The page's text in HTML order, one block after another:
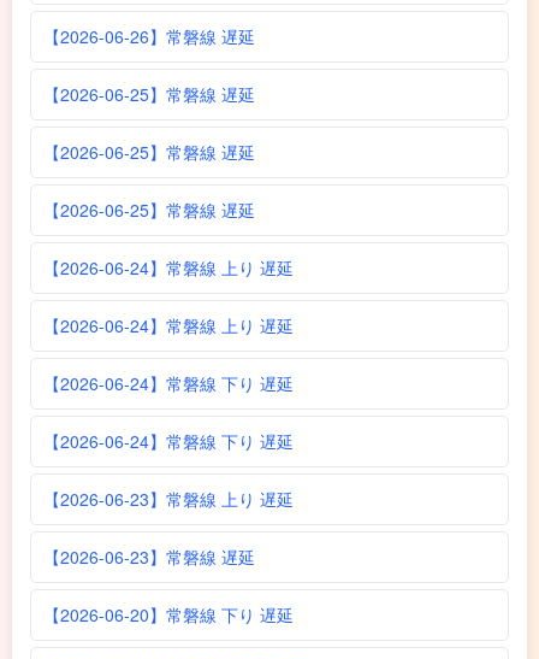
【2026-06-26】常磐線 遅延
【2026-06-25】常磐線 遅延
【2026-06-25】常磐線 遅延
【2026-06-25】常磐線 遅延
【2026-06-24】常磐線 上り 遅延
【2026-06-24】常磐線 上り 遅延
【2026-06-24】常磐線 下り 遅延
【2026-06-24】常磐線 下り 遅延
【2026-06-23】常磐線 上り 遅延
【2026-06-23】常磐線 遅延
【2026-06-20】常磐線 下り 遅延